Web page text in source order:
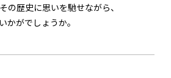
の歴史に思いを馳せながら、
かがでしょうか。